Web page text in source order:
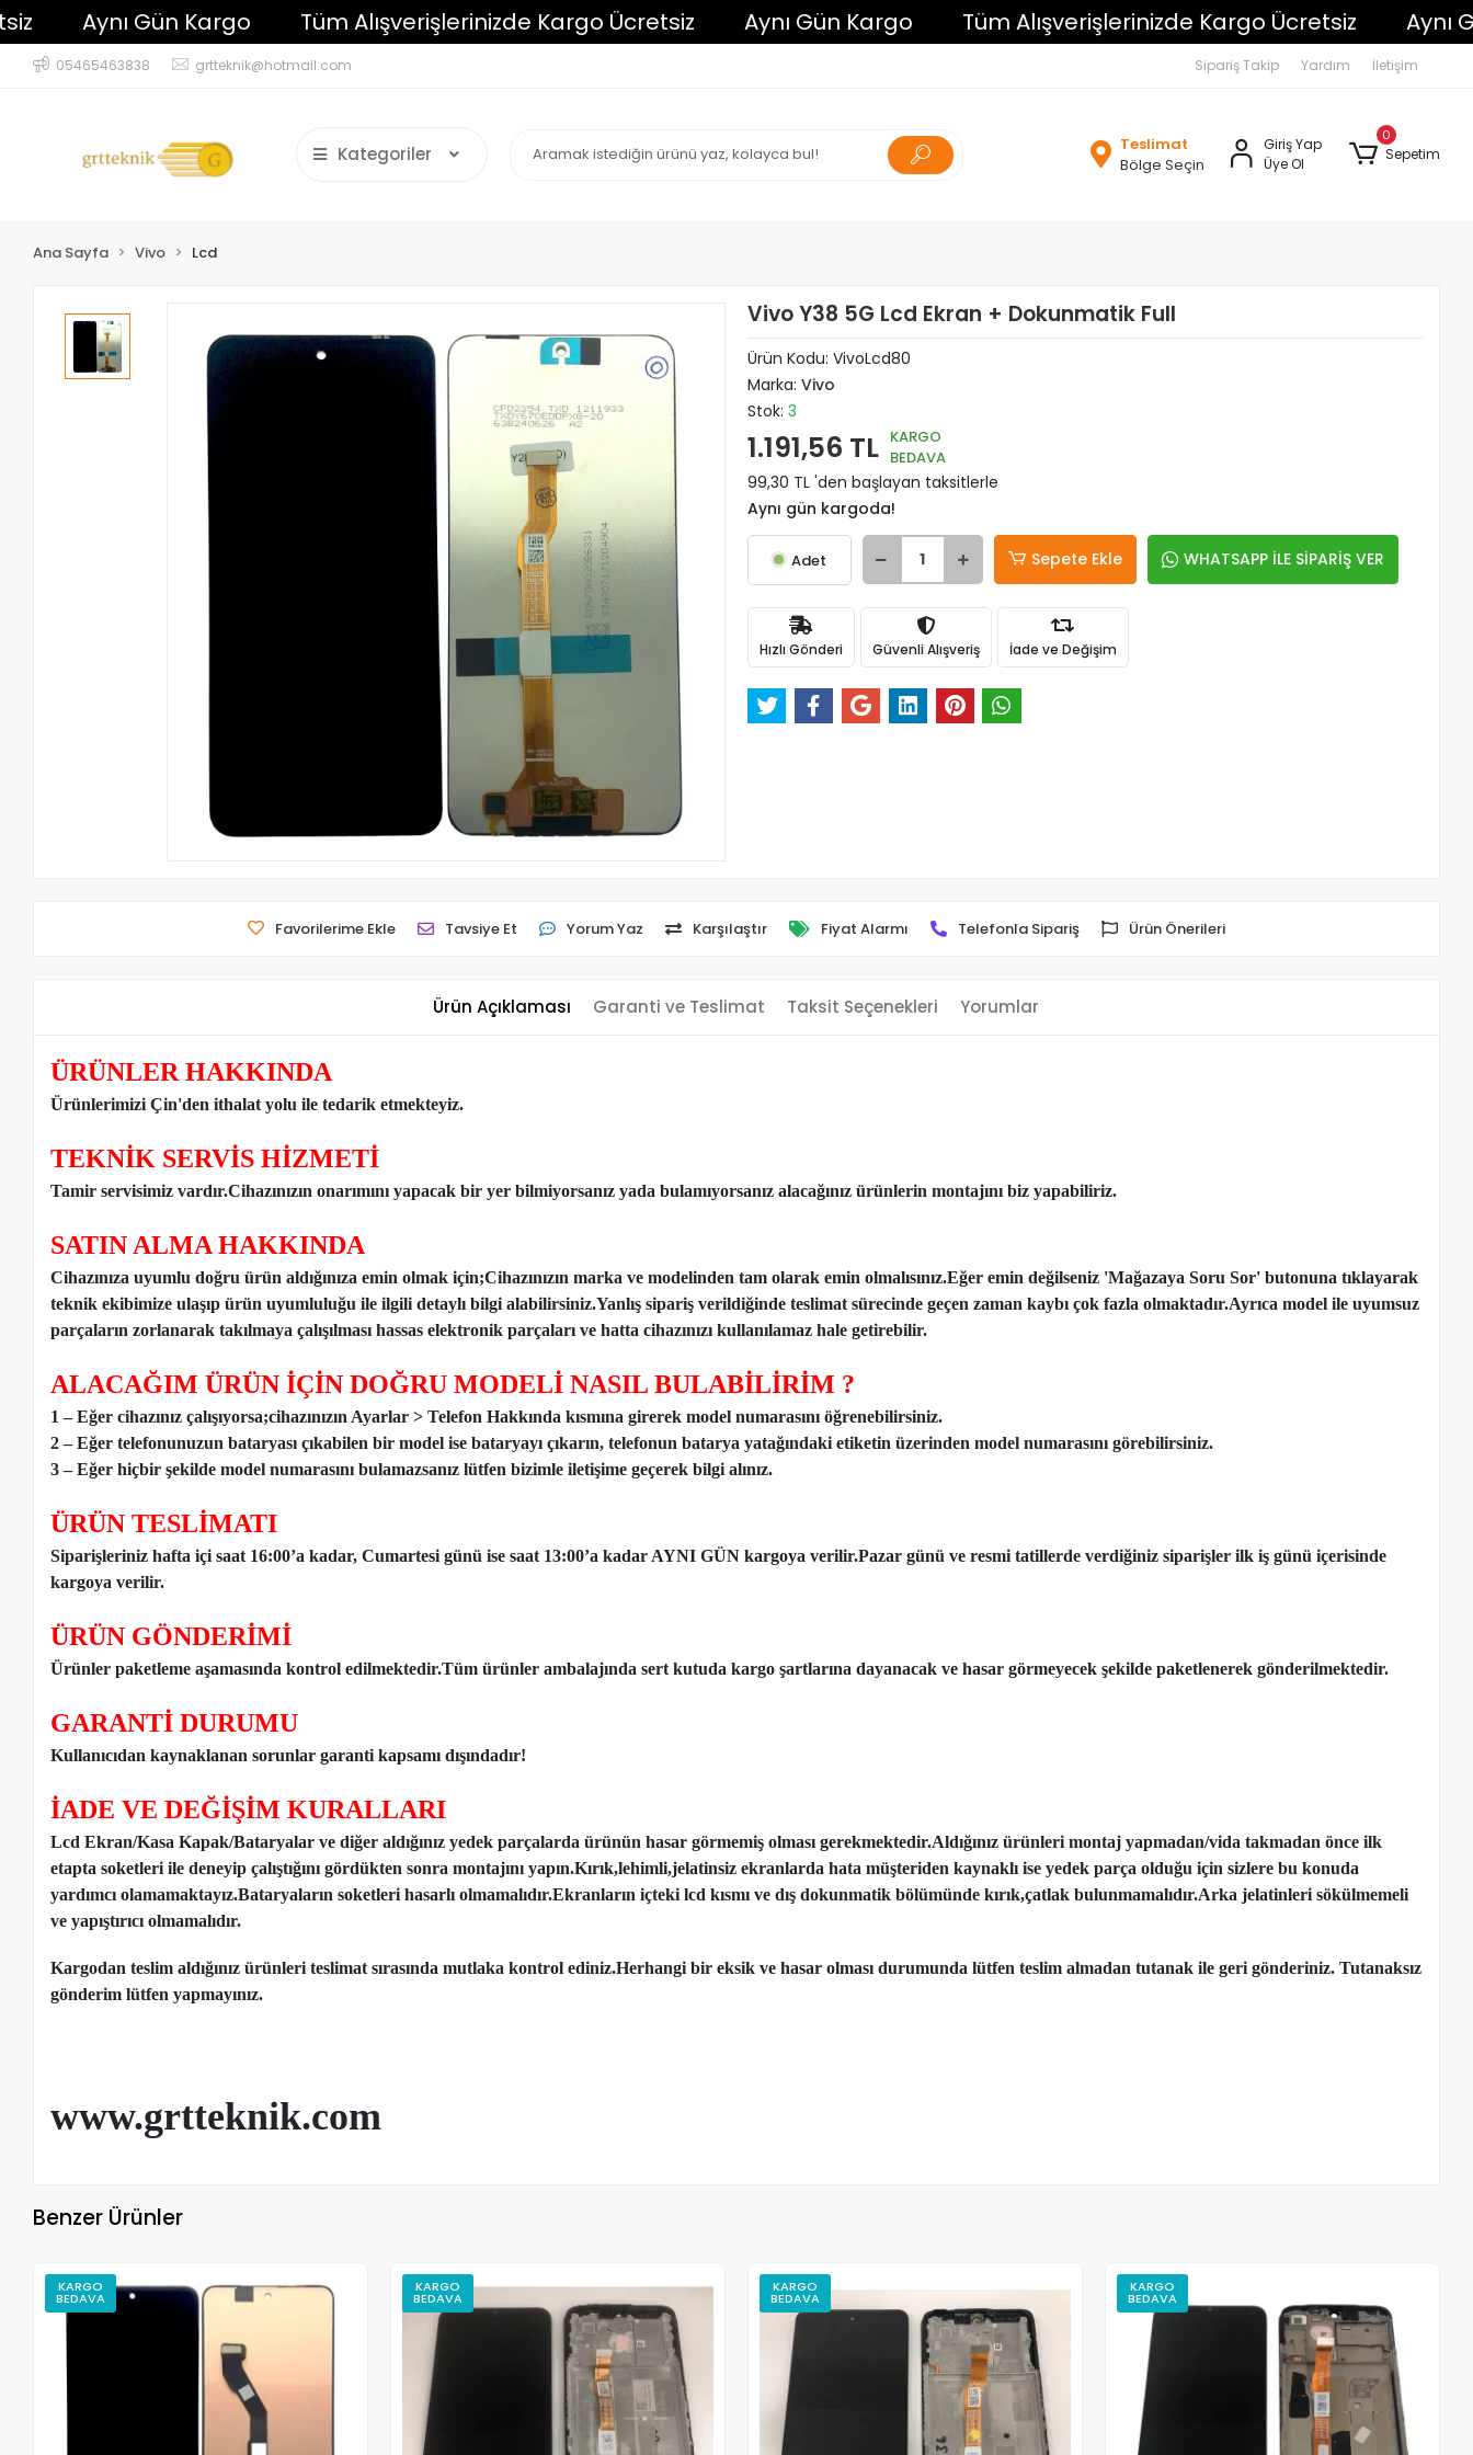
Aynı Gün Kargo Tüm Alışverişlerinizde Kargo Ücretsiz Aynı Gün Kargo Tüm Alışverişlerinizde Kargo Ücretsiz Aynı Gün
05465463838 grtteknik@hotmail.com Sipariş Takip Yardım İletişim
Kategoriler
Teslimat
Bölge Seçin
Giriş Yap
Üye Ol
0
Sepetim
Ana Sayfa Vivo Lcd
Vivo Y38 5G Lcd Ekran + Dokunmatik Full
Ürün Kodu: VivoLcd80
Marka: Vivo
Stok: 3
1.191,56 TL KARGO
BEDAVA
99,30 TL 'den başlayan taksitlerle
Aynı gün kargoda!
Adet Sepete Ekle WHATSAPP İLE SİPARİŞ VER
Hızlı Gönderi Güvenli Alışveriş İade ve Değişim
Favorilerime Ekle Tavsiye Et Yorum Yaz Karşılaştır Fiyat Alarmı Telefonla Sipariş Ürün Önerileri
Ürün Açıklaması Garanti ve Teslimat Taksit Seçenekleri Yorumlar
ÜRÜNLER HAKKINDA
Ürünlerimizi Çin'den ithalat yolu ile tedarik etmekteyiz.
TEKNİK SERVİS HİZMETİ
Tamir servisimiz vardır.Cihazınızın onarımını yapacak bir yer bilmiyorsanız yada bulamıyorsanız alacağınız ürünlerin montajını biz yapabiliriz.
SATIN ALMA HAKKINDA
Cihazınıza uyumlu doğru ürün aldığınıza emin olmak için;Cihazınızın marka ve modelinden tam olarak emin olmalısınız.Eğer emin değilseniz 'Mağazaya Soru Sor' butonuna tıklayarak
teknik ekibimize ulaşıp ürün uyumluluğu ile ilgili detaylı bilgi alabilirsiniz.Yanlış sipariş verildiğinde teslimat sürecinde geçen zaman kaybı çok fazla olmaktadır.Ayrıca model ile uyumsuz
parçaların zorlanarak takılmaya çalışılması hassas elektronik parçaları ve hatta cihazınızı kullanılamaz hale getirebilir.
ALACAĞIM ÜRÜN İÇİN DOĞRU MODELİ NASIL BULABİLİRİM ?
1 – Eğer cihazınız çalışıyorsa;cihazınızın Ayarlar > Telefon Hakkında kısmına girerek model numarasını öğrenebilirsiniz.
2 – Eğer telefonunuzun bataryası çıkabilen bir model ise bataryayı çıkarın, telefonun batarya yatağındaki etiketin üzerinden model numarasını görebilirsiniz.
3 – Eğer hiçbir şekilde model numarasını bulamazsanız lütfen bizimle iletişime geçerek bilgi alınız.
ÜRÜN TESLİMATI
Siparişleriniz hafta içi saat 16:00’a kadar, Cumartesi günü ise saat 13:00’a kadar AYNI GÜN kargoya verilir.Pazar günü ve resmi tatillerde verdiğiniz siparişler ilk iş günü içerisinde
kargoya verilir.
ÜRÜN GÖNDERİMİ
Ürünler paketleme aşamasında kontrol edilmektedir.Tüm ürünler ambalajında sert kutuda kargo şartlarına dayanacak ve hasar görmeyecek şekilde paketlenerek gönderilmektedir.
GARANTİ DURUMU
Kullanıcıdan kaynaklanan sorunlar garanti kapsamı dışındadır!
İADE VE DEĞİŞİM KURALLARI
Lcd Ekran/Kasa Kapak/Bataryalar ve diğer aldığınız yedek parçalarda ürünün hasar görmemiş olması gerekmektedir.Aldığınız ürünleri montaj yapmadan/vida takmadan önce ilk
etapta soketleri ile deneyip çalıştığını gördükten sonra montajını yapın.Kırık,lehimli,jelatinsiz ekranlarda hata müşteriden kaynaklı ise yedek parça olduğu için sizlere bu konuda
yardımcı olamamaktayız.Bataryaların soketleri hasarlı olmamalıdır.Ekranların içteki lcd kısmı ve dış dokunmatik bölümünde kırık,çatlak bulunmamalıdır.Arka jelatinleri sökülmemeli
ve yapıştırıcı olmamalıdır.
Kargodan teslim aldığınız ürünleri teslimat sırasında mutlaka kontrol ediniz.Herhangi bir eksik ve hasar olması durumunda lütfen teslim almadan tutanak ile geri gönderiniz. Tutanaksız
gönderim lütfen yapmayınız.
www.grtteknik.com
Benzer Ürünler
KARGO
BEDAVA
KARGO
BEDAVA
KARGO
BEDAVA
KARGO
BEDAVA